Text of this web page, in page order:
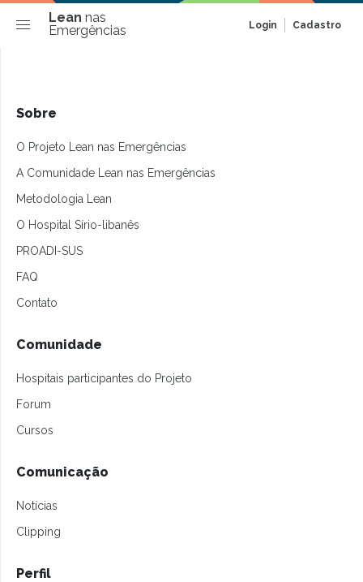
Lean nas
Emergências
Login Cadastro
Sobre
O Projeto Lean nas Emergências
A Comunidade Lean nas Emergências
Metodologia Lean
O Hospital Sírio-libanês
PROADI-SUS
FAQ
Contato
Comunidade
Hospitais participantes do Projeto
Forum
Cursos
Comunicação
Notícias
Clipping
Perfil